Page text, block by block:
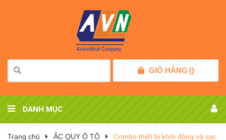
GIỎ HÀNG ()
DANH MỤC
Trang chủ ẮC QUY Ô TÔ
Combo thiết bị khởi động và sạc